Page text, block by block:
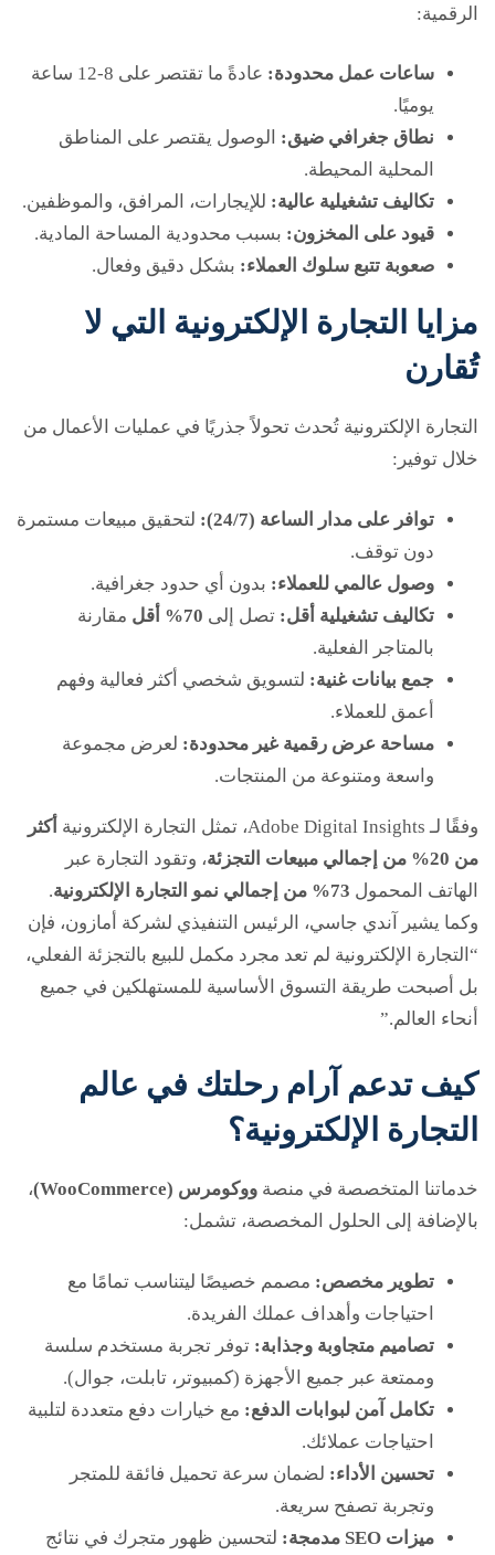
الرقمية:
ساعات عمل محدودة:
عادةً ما تقتصر على 8-12 ساعة
يوميًا.
نطاق جغرافي ضيق: الوصول يقتصر على المناطق
المحلية المحيطة.
تكاليف تشغيلية عالية: للإيجارات، المرافق، والموظفين.
قيود على المخزون: بسبب محدودية المساحة المادية.
صعوبة تتبع سلوك العملاء: بشكل دقيق وفعال.
مزايا التجارة الإلكترونية التي لا
تُقارن
التجارة الإلكترونية تُحدث تحولاً جذريًا في عمليات الأعمال من
خلال توفير:
توافر على مدار الساعة (24/7):
لتحقيق مبيعات مستمرة
دون توقف.
وصول عالمي للعملاء: بدون أي حدود جغرافية.
تكاليف تشغيلية أقل: تصل إلى 70% أقل
مقارنة
بالمتاجر الفعلية.
جمع بيانات غنية: لتسويق شخصي أكثر فعالية وفهم
أعمق للعملاء.
مساحة عرض رقمية غير محدودة: لعرض مجموعة
واسعة ومتنوعة من المنتجات.
وفقًا لـ Adobe Digital Insights، تمثل التجارة الإلكترونية
أكثر
من 20% من إجمالي مبيعات التجزئة
، وتقود التجارة عبر
الهاتف المحمول 73% من إجمالي نمو التجارة الإلكترونية
.
وكما يشير آندي جاسي، الرئيس التنفيذي لشركة أمازون، فإن
“التجارة الإلكترونية لم تعد مجرد مكمل للبيع بالتجزئة الفعلي،
بل أصبحت طريقة التسوق الأساسية للمستهلكين في جميع
أنحاء العالم.”
كيف تدعم آرام رحلتك في عالم
التجارة الإلكترونية؟
خدماتنا المتخصصة في منصة ووكومرس (WooCommerce)
،
بالإضافة إلى الحلول المخصصة، تشمل:
تطوير مخصص: مصمم خصيصًا ليتناسب تمامًا مع
احتياجات وأهداف عملك الفريدة.
تصاميم متجاوبة وجذابة: توفر تجربة مستخدم سلسة
وممتعة عبر جميع الأجهزة (كمبيوتر، تابلت، جوال).
تكامل آمن لبوابات الدفع: مع خيارات دفع متعددة لتلبية
احتياجات عملائك.
تحسين الأداء: لضمان سرعة تحميل فائقة للمتجر
وتجربة تصفح سريعة.
ميزات SEO مدمجة:
لتحسين ظهور متجرك في نتائج